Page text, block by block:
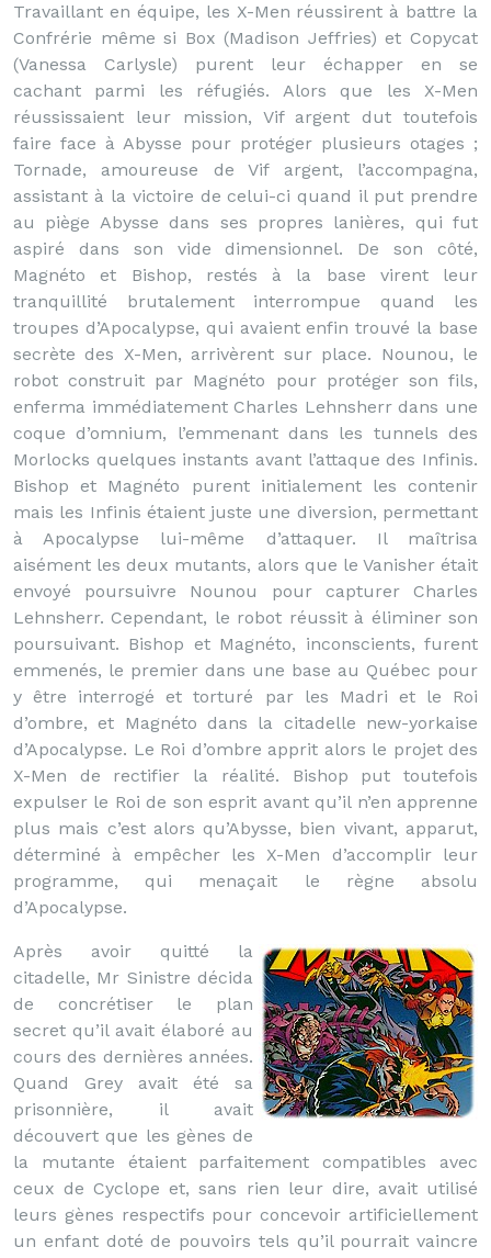
Travaillant en équipe, les X-Men réussirent à battre la
Confrérie même si Box (Madison Jeffries) et Copycat
(Vanessa Carlysle) purent leur échapper en se
cachant parmi les réfugiés. Alors que les X-Men
réussissaient leur mission, Vif argent dut toutefois
faire face à Abysse pour protéger plusieurs otages ;
Tornade, amoureuse de Vif argent, l’accompagna,
assistant à la victoire de celui-ci quand il put prendre
au piège Abysse dans ses propres lanières, qui fut
aspiré dans son vide dimensionnel. De son côté,
Magnéto et Bishop, restés à la base virent leur
tranquillité brutalement interrompue quand les
troupes d’Apocalypse, qui avaient enfin trouvé la base
secrète des X-Men, arrivèrent sur place. Nounou, le
robot construit par Magnéto pour protéger son fils,
enferma immédiatement Charles Lehnsherr dans une
coque d’omnium, l’emmenant dans les tunnels des
Morlocks quelques instants avant l’attaque des Infinis.
Bishop et Magnéto purent initialement les contenir
mais les Infinis étaient juste une diversion, permettant
à Apocalypse lui-même d’attaquer. Il maîtrisa
aisément les deux mutants, alors que le Vanisher était
envoyé poursuivre Nounou pour capturer Charles
Lehnsherr. Cependant, le robot réussit à éliminer son
poursuivant. Bishop et Magnéto, inconscients, furent
emmenés, le premier dans une base au Québec pour
y être interrogé et torturé par les Madri et le Roi
d’ombre, et Magnéto dans la citadelle new-yorkaise
d’Apocalypse. Le Roi d’ombre apprit alors le projet des
X-Men de rectifier la réalité. Bishop put toutefois
expulser le Roi de son esprit avant qu’il n’en apprenne
plus mais c’est alors qu’Abysse, bien vivant, apparut,
déterminé à empêcher les X-Men d’accomplir leur
programme, qui menaçait le règne absolu
d’Apocalypse.
Après avoir quitté la
citadelle, Mr Sinistre décida
de concrétiser le plan
secret qu’il avait élaboré au
cours des dernières années.
Quand Grey avait été sa
prisonnière, il avait
découvert que les gènes de
la mutante étaient parfaitement compatibles avec
ceux de Cyclope et, sans rien leur dire, avait utilisé
leurs gènes respectifs pour concevoir artificiellement
un enfant doté de pouvoirs tels qu’il pourrait vaincre